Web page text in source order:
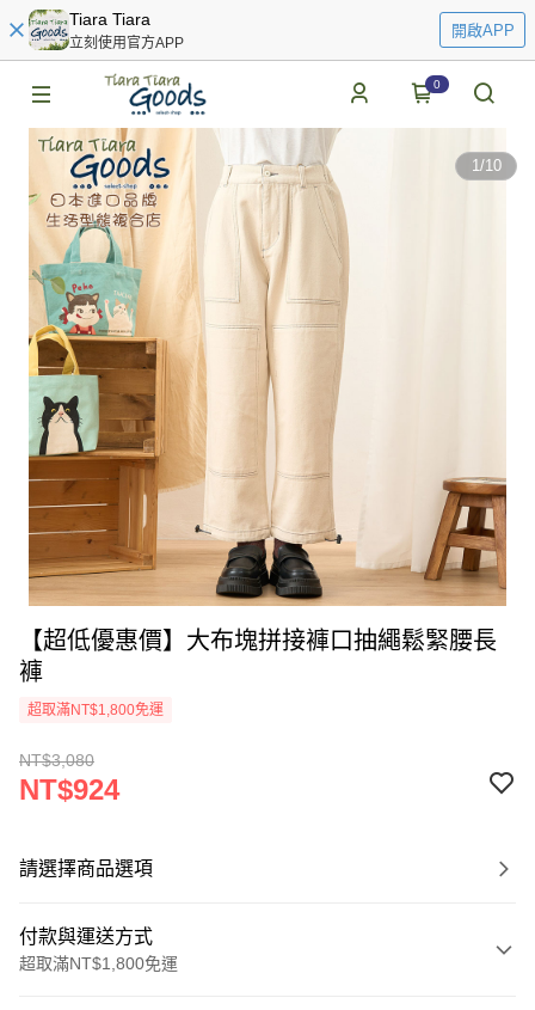
Tiara Tiara
立刻使用官方APP
開啟APP
0
1/10
【超低優惠價】大布塊拼接褲口抽繩鬆緊腰長
褲
超取滿NT$1,800免運
NT$3,080
NT$924
請選擇商品選項
付款與運送方式
超取滿NT$1,800免運